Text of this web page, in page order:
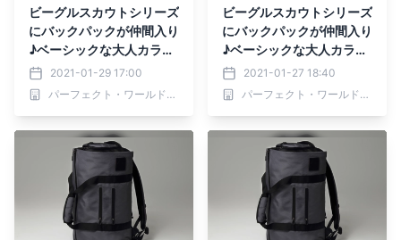
ビーグルスカウトシリーズ
にバックパックが仲間入り
♪ベーシックな大人カラー
が使いやすい
2021-01-29 17:00
パーフェクト・ワールド株式会社
ビーグルスカウトシリーズ
にバックパックが仲間入り
♪ベーシックな大人カラー
が使いやすい
2021-01-27 18:40
パーフェクト・ワールド株式会社